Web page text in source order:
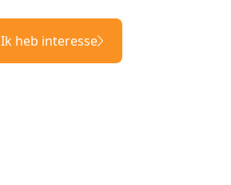
Ik heb interesse